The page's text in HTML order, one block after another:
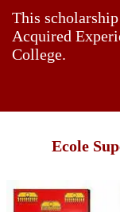
This
Acquired
College.
Ecole